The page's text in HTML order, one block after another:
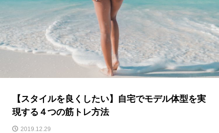
【スタイルを良くしたい】自宅でモデル体型を実
現する４つの筋トレ方法
2019.12.29